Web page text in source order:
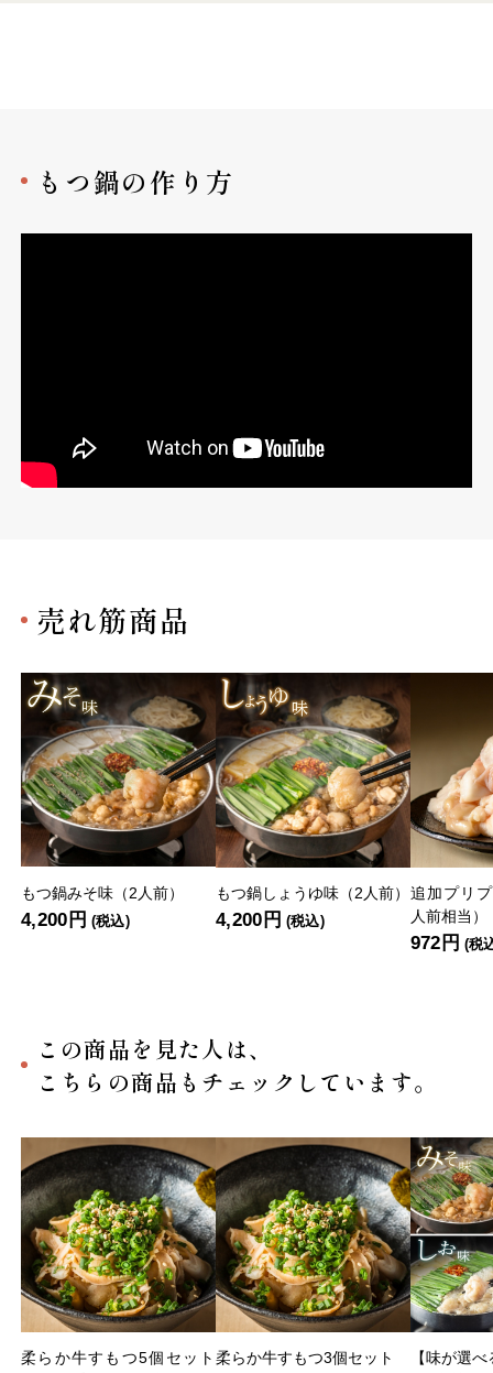
もつ鍋の作り方
売れ筋商品
もつ鍋みそ味（2人前）
4,200円 (税込)
もつ鍋しょうゆ味（2人前）
4,200円 (税込)
追加プリ
人前相当）
972円 (税
この商品を見た人は、
こちらの商品もチェックしています。
柔らか牛すもつ5個セット 柔らか牛すもつ3個セット
【味が選